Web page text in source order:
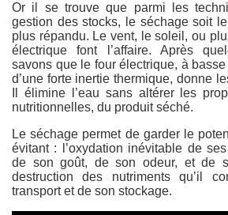
Or il se trouve que parmi les
gestion des stocks, le séchage soit
plus répandu. Le vent, le soleil, ou
électrique font l’affaire. Après
savons que le four électrique, à
d’une forte inertie thermique, donne
Il élimine l’eau sans altérer les
nutritionnelles, du produit séché.
Le séchage permet de garder le
évitant : l’oxydation inévitable de
de son goût, de son odeur, et de
destruction des nutriments qu’il
transport et de son stockage.